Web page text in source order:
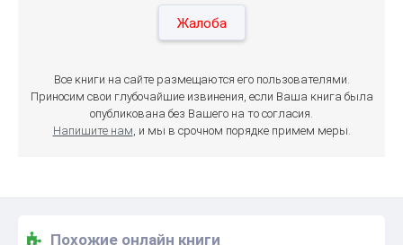
Жалоба
Все книги на сайте размещаются его пользователями.
Приносим свои глубочайшие извинения, если Ваша книга была
опубликована без Вашего на то согласия.
Напишите нам, и мы в срочном порядке примем меры.
Похожие онлайн книги